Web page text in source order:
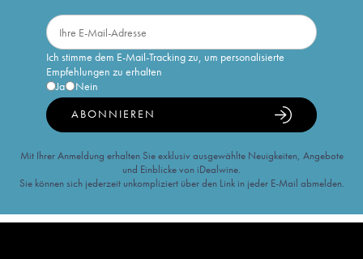
Ich stimme dem E-Mail-Tracking zu, um personalisierte
Empfehlungen zu erhalten
Ja
Nein
ABONNIEREN
Mit Ihrer Anmeldung erhalten Sie exklusiv ausgewählte Neuigkeiten, Angebote
und Einblicke von iDealwine.
Sie können sich jederzeit unkompliziert über den Link in jeder E-Mail abmelden.